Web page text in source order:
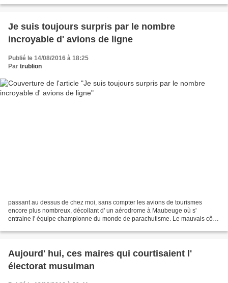
Je suis toujours surpris par le nombre
incroyable d' avions de ligne
Publié le 14/08/2016 à 18:25
Par trublion
passant au dessus de chez moi, sans compter les avions de tourismes
encore plus nombreux, décollant d' un aérodrome à Maubeuge où s'
entraine l' équipe championne du monde de parachutisme. Le mauvais côté,
Aujourd' hui, ces maires qui courtisaient l'
électorat musulman